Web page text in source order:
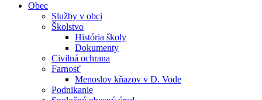
Obec
Služby v obci
Školstvo
História školy
Dokumenty
Civilná ochrana
Farnosť
Menoslov kňazov v D. Vode
Podnikanie